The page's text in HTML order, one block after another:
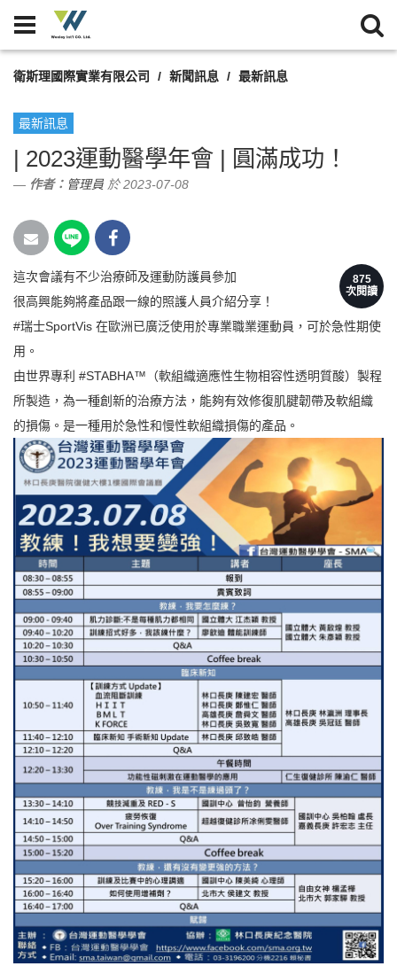
衛斯理國際實業有限公司 新聞訊息 最新訊息
最新訊息
| 2023運動醫學年會 | 圓滿成功！
作者： 管理員 於 2023-07-08
875
次閱讀
這次會議有不少治療師及運動防護員參加
很高興能夠將產品跟一線的照護人員介紹分享！
#瑞士SportVis 在歐洲已廣泛使用於專業職業運動員，可於急性期使
用。
由世界專利 #STABHA™（軟組織適應性生物相容性透明質酸）製程
所製造，為一種創新的治療方法，能夠有效修復肌腱韌帶及軟組織
的損傷。是一種用於急性和慢性軟組織損傷的產品。